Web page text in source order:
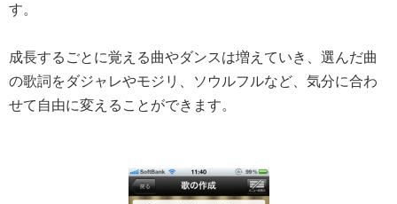
す。
成長するごとに覚える曲やダンスは増えていき、選んだ曲
の歌詞をダジャレやモジリ、ソウルフルなど、気分に合わ
せて自由に変えることができます。